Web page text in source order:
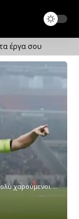
έργα σου
γι’ αυτό που καταφέραμε”